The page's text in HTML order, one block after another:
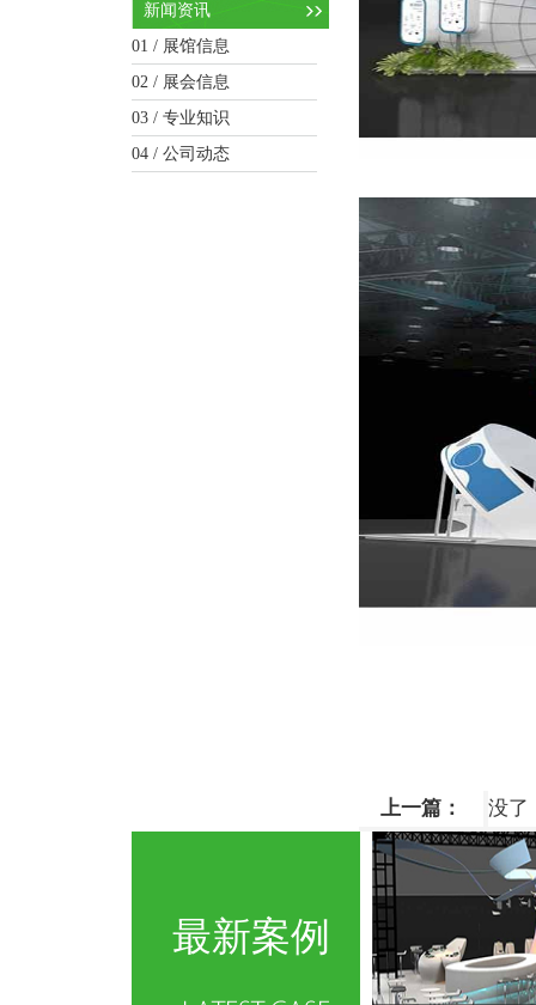
新闻资讯
01 / 展馆信息
02 / 展会信息
03 / 专业知识
04 / 公司动态
上一篇： 没了
最新案例